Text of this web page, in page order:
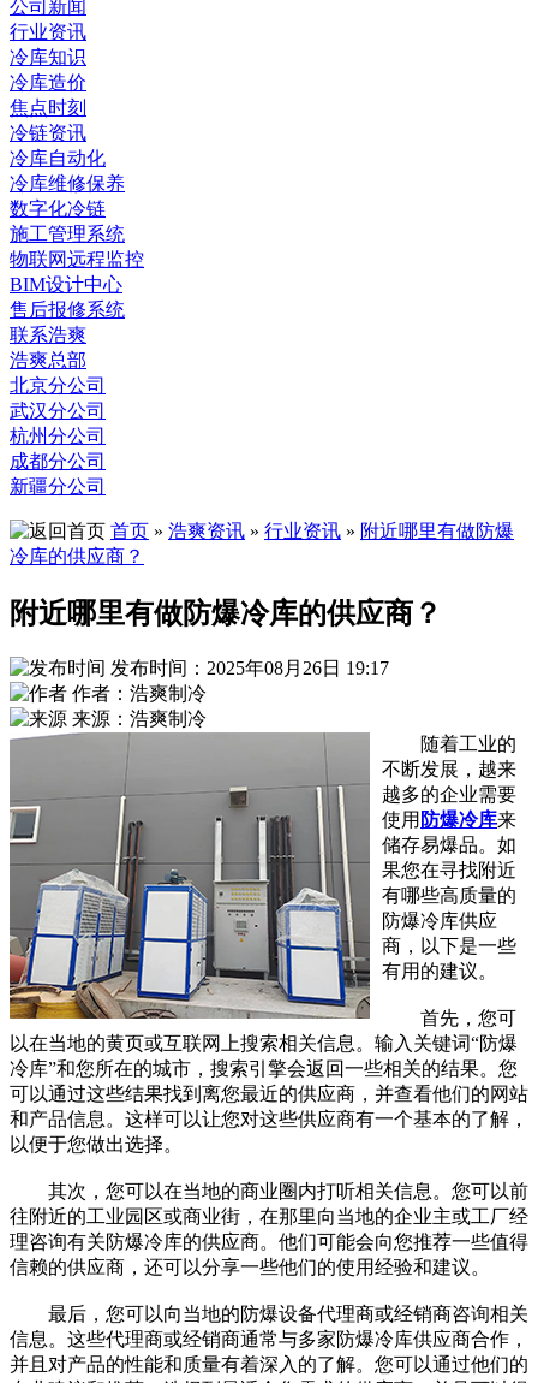
公司新闻
行业资讯
冷库知识
冷库造价
焦点时刻
冷链资讯
冷库自动化
冷库维修保养
数字化冷链
施工管理系统
物联网远程监控
BIM设计中心
售后报修系统
联系浩爽
浩爽总部
北京分公司
武汉分公司
杭州分公司
成都分公司
新疆分公司
首页 » 浩爽资讯 » 行业资讯 » 附近哪里有做防爆
冷库的供应商？
附近哪里有做防爆冷库的供应商？
发布时间：2025年08月26日 19:17
作者：浩爽制冷
来源：浩爽制冷
随着工业的
不断发展，越来
越多的企业需要
使用 防爆冷库来
储存易爆品。如
果您在寻找附近
有哪些高质量的
防爆冷库供应
商，以下是一些
有用的建议。
首先，您可
以在当地的黄页或互联网上搜索相关信息。输入关键词“防爆
冷库”和您所在的城市，搜索引擎会返回一些相关的结果。您
可以通过这些结果找到离您最近的供应商，并查看他们的网站
和产品信息。这样可以让您对这些供应商有一个基本的了解，
以便于您做出选择。
其次，您可以在当地的商业圈内打听相关信息。您可以前
往附近的工业园区或商业街，在那里向当地的企业主或工厂经
理咨询有关防爆冷库的供应商。他们可能会向您推荐一些值得
信赖的供应商，还可以分享一些他们的使用经验和建议。
最后，您可以向当地的防爆设备代理商或经销商咨询相关
信息。这些代理商或经销商通常与多家防爆冷库供应商合作，
并且对产品的性能和质量有着深入的了解。您可以通过他们的